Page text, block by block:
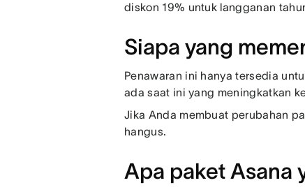
diskon 19% untuk langganan
Siapa yang
Penawaran ini hanya tersedia
ada saat ini yang meningkatkan
Jika Anda membuat perubahan
hangus.
Apa paket Asana